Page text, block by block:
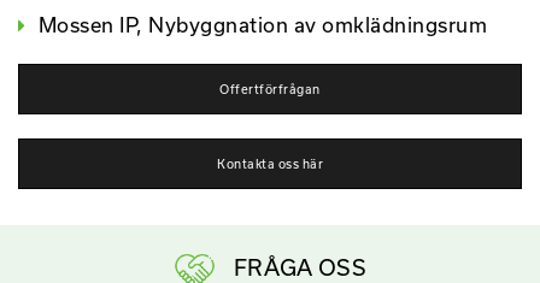
Mossen IP, Nybyggnation av omklädningsrum
Offertförfrågan
Kontakta oss här
FRÅGA OSS